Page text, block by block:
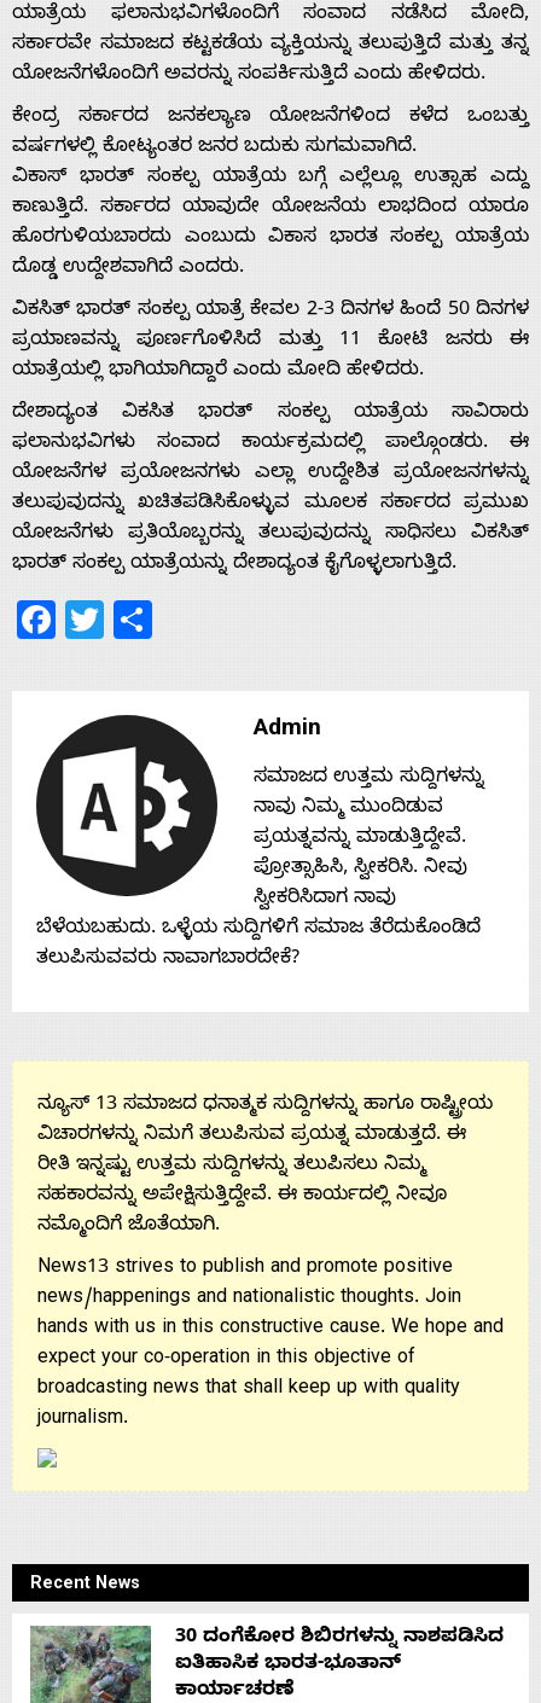
Home
About
Us
Advertise
With
s
Contact
Us
ಯಾತ್ರೆಯ ಫಲಾನುಭವಿಗಳೊಂದಿಗೆ ಸಂವಾದ ನಡೆಸಿದ ಮೋದಿ,
ಸರ್ಕಾರವೇ ಸಮಾಜದ ಕಟ್ಟಕಡೆಯ ವ್ಯಕ್ತಿಯನ್ನು ತಲುಪುತ್ತಿದೆ ಮತ್ತು ತನ್ನ
ಯೋಜನೆಗಳೊಂದಿಗೆ ಅವರನ್ನು ಸಂಪರ್ಕಿಸುತ್ತಿದೆ ಎಂದು ಹೇಳಿದರು.
ಕೇಂದ್ರ ಸರ್ಕಾರದ ಜನಕಲ್ಯಾಣ ಯೋಜನೆಗಳಿಂದ ಕಳೆದ ಒಂಬತ್ತು
ವರ್ಷಗಳಲ್ಲಿ ಕೋಟ್ಯಂತರ ಜನರ ಬದುಕು ಸುಗಮವಾಗಿದೆ.
ವಿಕಾಸ್ ಭಾರತ್ ಸಂಕಲ್ಪ ಯಾತ್ರೆಯ ಬಗ್ಗೆ ಎಲ್ಲೆಲ್ಲೂ ಉತ್ಸಾಹ ಎದ್ದು
ಕಾಣುತ್ತಿದೆ. ಸರ್ಕಾರದ ಯಾವುದೇ ಯೋಜನೆಯ ಲಾಭದಿಂದ ಯಾರೂ
ಹೊರಗುಳಿಯಬಾರದು ಎಂಬುದು ವಿಕಾಸ ಭಾರತ ಸಂಕಲ್ಪ ಯಾತ್ರೆಯ
ದೊಡ್ಡ ಉದ್ದೇಶವಾಗಿದೆ ಎಂದರು.
ವಿಕಸಿತ್ ಭಾರತ್ ಸಂಕಲ್ಪ ಯಾತ್ರೆ ಕೇವಲ 2-3 ದಿನಗಳ ಹಿಂದೆ 50 ದಿನಗಳ
ಪ್ರಯಾಣವನ್ನು ಪೂರ್ಣಗೊಳಿಸಿದೆ ಮತ್ತು 11 ಕೋಟಿ ಜನರು ಈ
ಯಾತ್ರೆಯಲ್ಲಿ ಭಾಗಿಯಾಗಿದ್ದಾರೆ ಎಂದು ಮೋದಿ ಹೇಳಿದರು.
ದೇಶಾದ್ಯಂತ ವಿಕಸಿತ ಭಾರತ್ ಸಂಕಲ್ಪ ಯಾತ್ರೆಯ ಸಾವಿರಾರು
ಫಲಾನುಭವಿಗಳು ಸಂವಾದ ಕಾರ್ಯಕ್ರಮದಲ್ಲಿ ಪಾಲ್ಗೊಂಡರು. ಈ
ಯೋಜನೆಗಳ ಪ್ರಯೋಜನಗಳು ಎಲ್ಲಾ ಉದ್ದೇಶಿತ ಪ್ರಯೋಜನಗಳನ್ನು
ತಲುಪುವುದನ್ನು ಖಚಿತಪಡಿಸಿಕೊಳ್ಳುವ ಮೂಲಕ ಸರ್ಕಾರದ ಪ್ರಮುಖ
ಯೋಜನೆಗಳು ಪ್ರತಿಯೊಬ್ಬರನ್ನು ತಲುಪುವುದನ್ನು ಸಾಧಿಸಲು ವಿಕಸಿತ್
ಭಾರತ್ ಸಂಕಲ್ಪ ಯಾತ್ರೆಯನ್ನು ದೇಶಾದ್ಯಂತ ಕೈಗೊಳ್ಳಲಾಗುತ್ತಿದೆ.
Facebook
Twitter
Admin
ಸಮಾಜದ ಉತ್ತಮ ಸುದ್ದಿಗಳನ್ನು
ನಾವು ನಿಮ್ಮ ಮುಂದಿಡುವ
ಪ್ರಯತ್ನವನ್ನು ಮಾಡುತ್ತಿದ್ದೇವೆ.
ಪ್ರೋತ್ಸಾಹಿಸಿ, ಸ್ವೀಕರಿಸಿ. ನೀವು
ಸ್ವೀಕರಿಸಿದಾಗ ನಾವು
ಬೆಳೆಯಬಹುದು. ಒಳ್ಳೆಯ ಸುದ್ದಿಗಳಿಗೆ ಸಮಾಜ ತೆರೆದುಕೊಂಡಿದೆ
ತಲುಪಿಸುವವರು ನಾವಾಗಬಾರದೇಕೆ?
ನ್ಯೂಸ್ 13 ಸಮಾಜದ ಧನಾತ್ಮಕ ಸುದ್ದಿಗಳನ್ನು ಹಾಗೂ ರಾಷ್ಟ್ರೀಯ
ವಿಚಾರಗಳನ್ನು ನಿಮಗೆ ತಲುಪಿಸುವ ಪ್ರಯತ್ನ ಮಾಡುತ್ತದೆ. ಈ
ರೀತಿ ಇನ್ನಷ್ಟು ಉತ್ತಮ ಸುದ್ದಿಗಳನ್ನು ತಲುಪಿಸಲು ನಿಮ್ಮ
ಸಹಕಾರವನ್ನು ಅಪೇಕ್ಷಿಸುತ್ತಿದ್ದೇವೆ. ಈ ಕಾರ್ಯದಲ್ಲಿ ನೀವೂ
ನಮ್ಮೊಂದಿಗೆ ಜೊತೆಯಾಗಿ.
News13 strives to publish and promote positive
news/happenings and nationalistic thoughts. Join
hands with us in this constructive cause. We hope and
expect your co-operation in this objective of
broadcasting news that shall keep up with quality
journalism.
Recent News
30 ದಂಗೆಕೋರ ಶಿಬಿರಗಳನ್ನು ನಾಶಪಡಿಸಿದ
ಐತಿಹಾಸಿಕ ಭಾರತ-ಭೂತಾನ್
ಕಾರ್ಯಾಚರಣೆ